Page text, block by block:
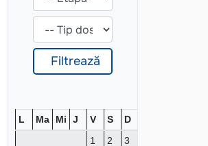
L Ma Mi J V S
D
1
2
3